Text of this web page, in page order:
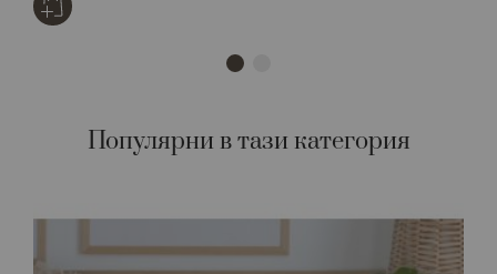
Популярни в тази категория